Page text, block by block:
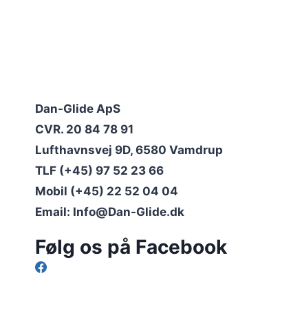
Dan-Glide ApS
CVR. 20 84 78 91
Lufthavnsvej 9D, 6580 Vamdrup
TLF (+45) 97 52 23 66
Mobil (+45) 22 52 04 04
Email: Info@Dan-Glide.dk
Følg os på Facebook